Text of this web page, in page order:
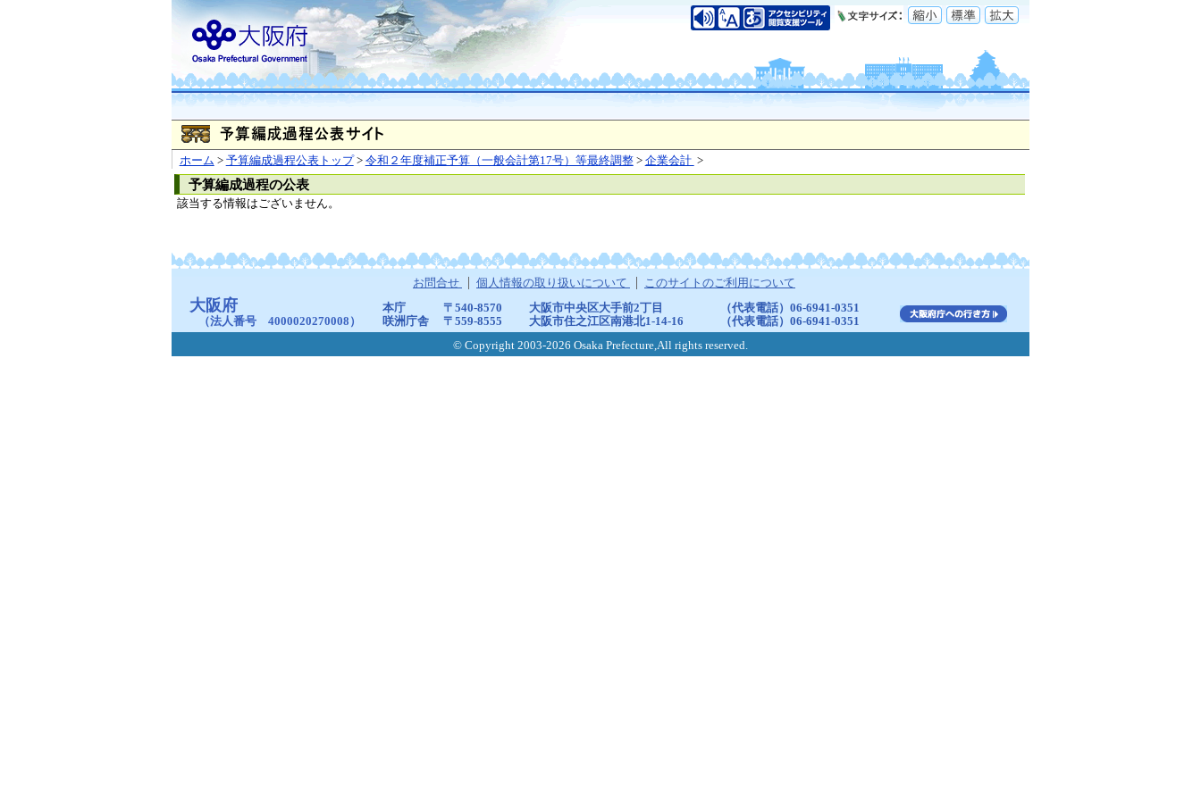
ホーム > 予算編成過程公表トップ> 令和２年度補正予算（一般会計第17号）等最終調整> 企業会計 >
予算編成過程の公表
該当する情報はございません。
お問合せ 個人情報の取り扱いについて このサイトのご利用について
大阪府
（法人番号 4000020270008）
本庁 〒540-8570 大阪市中央区大手前2丁目
（代表電話）06-6941-0351
咲洲庁舎
〒559-8555 大阪市住之江区南港北1-14-16
（代表電話）06-6941-0351
© Copyright 2003-2026 Osaka Prefecture,All rights reserved.